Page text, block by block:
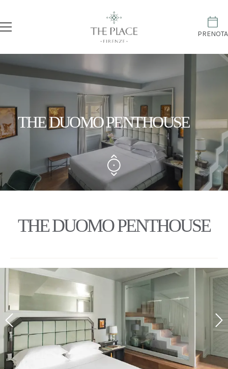
PRENOTA
THE DUOMO PENTHOUSE
THE DUOMO PENTHOUSE